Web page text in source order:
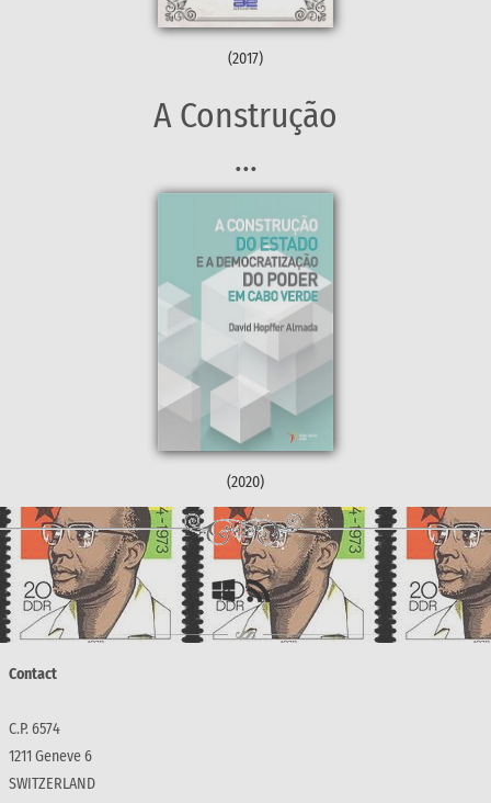
(2017)
A Construção
...
(2020)
Contact
C.P. 6574
1211 Geneve 6
SWITZERLAND